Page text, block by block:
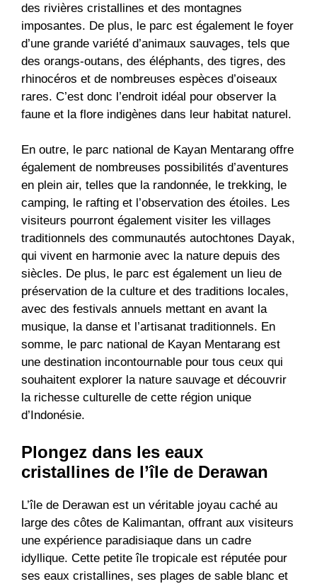
des rivières cristallines et des montagnes
imposantes. De plus, le parc est également le foyer
d’une grande variété d’animaux sauvages, tels que
des orangs-outans, des éléphants, des tigres, des
rhinocéros et de nombreuses espèces d’oiseaux
rares. C’est donc l’endroit idéal pour observer la
faune et la flore indigènes dans leur habitat naturel.
En outre, le parc national de Kayan Mentarang offre
également de nombreuses possibilités d’aventures
en plein air, telles que la randonnée, le trekking, le
camping, le rafting et l’observation des étoiles. Les
visiteurs pourront également visiter les villages
traditionnels des communautés autochtones Dayak,
qui vivent en harmonie avec la nature depuis des
siècles. De plus, le parc est également un lieu de
préservation de la culture et des traditions locales,
avec des festivals annuels mettant en avant la
musique, la danse et l’artisanat traditionnels. En
somme, le parc national de Kayan Mentarang est
une destination incontournable pour tous ceux qui
souhaitent explorer la nature sauvage et découvrir
la richesse culturelle de cette région unique
d’Indonésie.
Plongez dans les eaux
cristallines de l’île de Derawan
L’île de Derawan est un véritable joyau caché au
large des côtes de Kalimantan, offrant aux visiteurs
une expérience paradisiaque dans un cadre
idyllique. Cette petite île tropicale est réputée pour
ses eaux cristallines, ses plages de sable blanc et